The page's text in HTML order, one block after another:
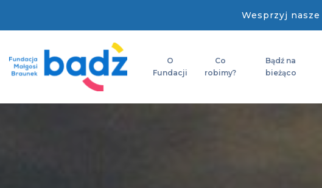
Wesprzyj nasze
O
Fundacji
Co
robimy?
Bądź na
bieżąco